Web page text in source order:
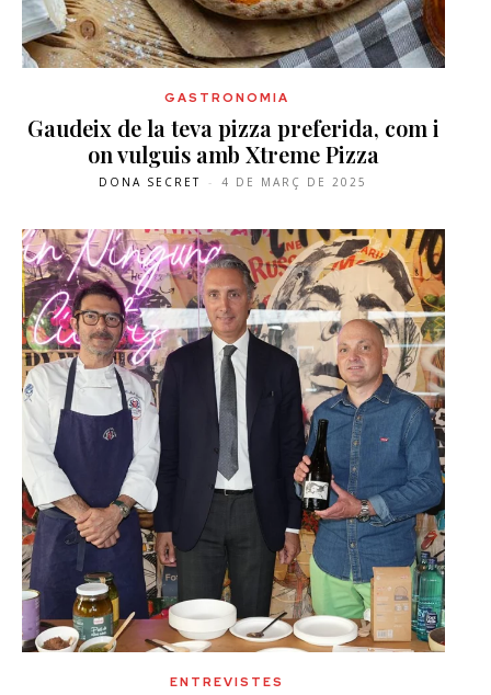
GASTRONOMIA
Gaudeix de la teva pizza preferida, com i
on vulguis amb Xtreme Pizza
DONA SECRET - 4 DE MARÇ DE 2025
ENTREVISTES